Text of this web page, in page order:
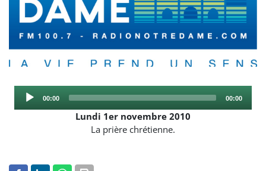
Player
Current
00:00
Total
00:00
Lundi 1er novembre 2010
La prière chrétienne.